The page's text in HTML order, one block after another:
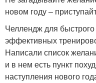
новом году –
Челлендж для
эффективных
Написали список
и в нем есть пункт
наступления нового